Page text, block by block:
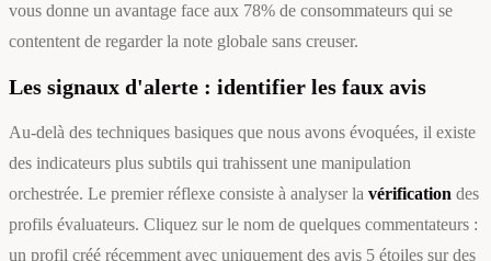
vous donne un avantage face aux 78% de consommateurs qui se
contentent de regarder la note globale sans creuser.
Les signaux d'alerte : identifier les faux avis
Au-delà des techniques basiques que nous avons évoquées, il existe
des indicateurs plus subtils qui trahissent une manipulation
orchestrée. Le premier réflexe consiste à analyser la vérification des
profils évaluateurs. Cliquez sur le nom de quelques commentateurs :
un profil créé récemment avec uniquement des avis 5 étoiles sur des